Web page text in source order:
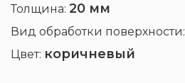
Толщина: 20 мм
Вид обработки поверхности:
Цвет: коричневый